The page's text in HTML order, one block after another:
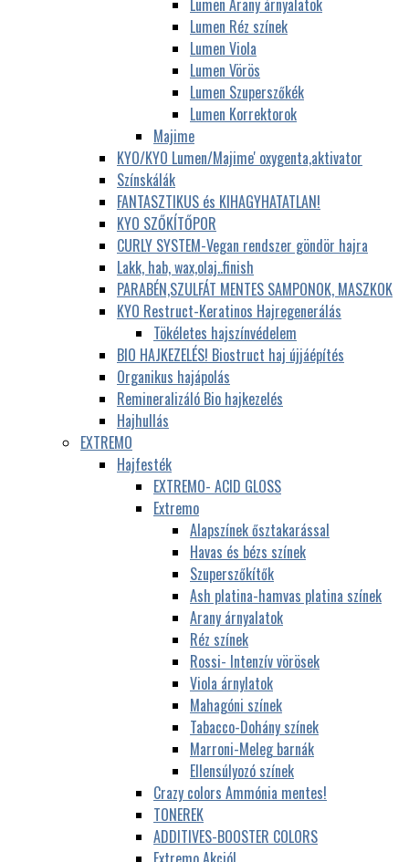
Lumen Réz színek
Lumen Viola
Lumen Vörös
Lumen Szuperszőkék
Lumen Korrektorok
Majime
KYO/KYO Lumen/Majime' oxygenta,aktivator
Színskálák
FANTASZTIKUS és KIHAGYHATATLAN!
KYO SZŐKÍTŐPOR
CURLY SYSTEM-Vegan rendszer göndör hajra
Lakk, hab, wax,olaj..finish
PARABÉN,SZULFÁT MENTES SAMPONOK, MASZKOK
KYO Restruct-Keratinos Hajregenerálás
Tökéletes hajszínvédelem
BIO HAJKEZELÉS! Biostruct haj újjáépítés
Organikus hajápolás
Remineralizáló Bio hajkezelés
Hajhullás
EXTREMO
Hajfesték
EXTREMO- ACID GLOSS
Extremo
Alapszínek ősztakarással
Havas és bézs színek
Szuperszőkítők
Ash platina-hamvas platina színek
Arany árnyalatok
Réz színek
Rossi- Intenzív vörösek
Viola árnylatok
Mahagóni színek
Tabacco-Dohány színek
Marroni-Meleg barnák
Ellensúlyozó színek
Crazy colors Ammónia mentes!
TONEREK
ADDITIVES-BOOSTER COLORS